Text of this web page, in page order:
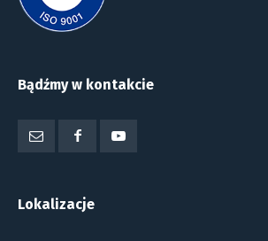
Bądźmy w kontakcie
Lokalizacje